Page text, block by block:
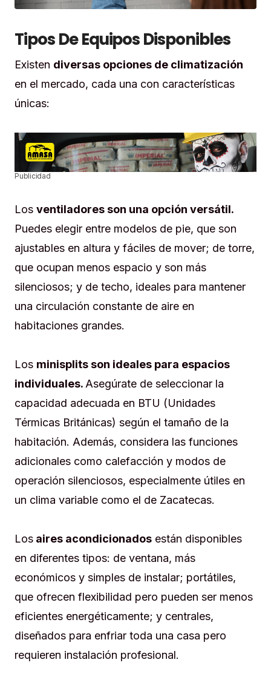
Tipos De Equipos Disponibles
Existen diversas opciones de climatización
en el mercado, cada una con características
únicas:
Publicidad
Los ventiladores son una opción versátil.
Puedes elegir entre modelos de pie, que son
ajustables en altura y fáciles de mover; de torre,
que ocupan menos espacio y son más
silenciosos; y de techo, ideales para mantener
una circulación constante de aire en
habitaciones grandes.
Los minisplits son ideales para espacios
individuales. Asegúrate de seleccionar la
capacidad adecuada en BTU (Unidades
Térmicas Británicas) según el tamaño de la
habitación. Además, considera las funciones
adicionales como calefacción y modos de
operación silenciosos, especialmente útiles en
un clima variable como el de Zacatecas.
Los aires acondicionados están disponibles
en diferentes tipos: de ventana, más
económicos y simples de instalar; portátiles,
que ofrecen flexibilidad pero pueden ser menos
eficientes energéticamente; y centrales,
diseñados para enfriar toda una casa pero
requieren instalación profesional.